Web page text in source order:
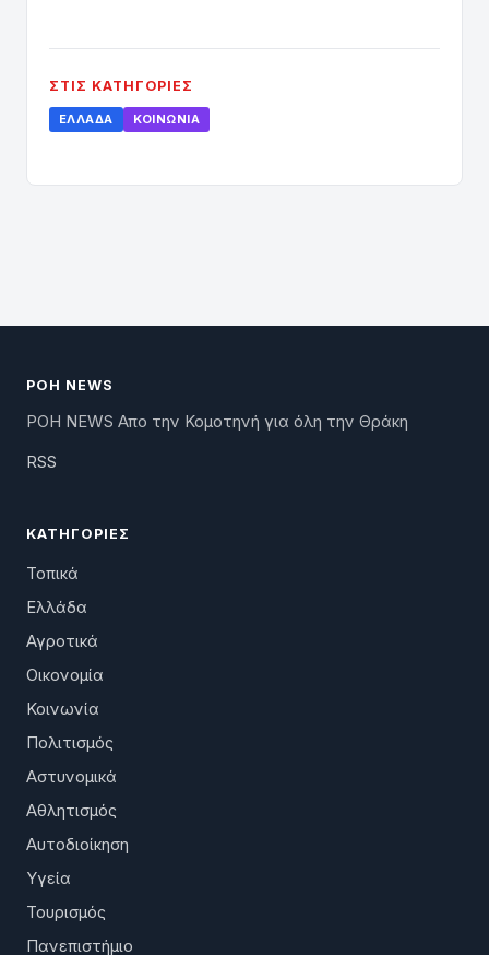
ΣΤΙΣ ΚΑΤΗΓΟΡΊΕΣ
ΕΛΛΆΔΑ ΚΟΙΝΩΝΊΑ
ΡΟΗ NEWS
ΡΟΗ NEWS Απο την Κομοτηνή για όλη την Θράκη
RSS
ΚΑΤΗΓΟΡΊΕΣ
Τοπικά
Ελλάδα
Αγροτικά
Οικονομία
Κοινωνία
Πολιτισμός
Αστυνομικά
Αθλητισμός
Αυτοδιοίκηση
Υγεία
Τουρισμός
Πανεπιστήμιο